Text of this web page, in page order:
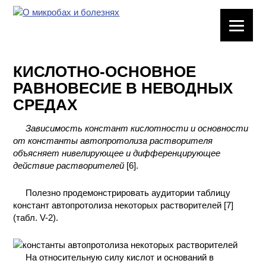
ХИМИЧЕСКАЯ
ПОСУДА
ФАКТОРЫ
ПРАКТИЧЕСКОЙ
ХИМИЯ НА
ПРОИЗВОДСТВЕ
ТЕХНОЛОГИЯ
КИСЛОТНО-ОСНОВНОЕ
РАВНОВЕСИЕ В НЕВОДНЫХ
СРЕДАХ
Зависимость констант кислотности и основности
от константы автопротолиза растворителя
объясняет нивелирующее и дифференцирующее
действие растворителей [6].
Полезно продемонстрировать аудитории таблицу
констант автопротолиза некоторых растворителей [7]
(табл. V-2).
На относительную силу кислот и оснований в